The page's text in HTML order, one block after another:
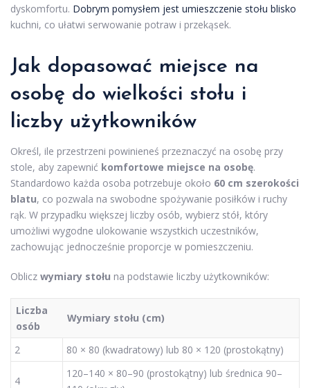
dyskomfortu. Dobrym pomysłem jest umieszczenie stołu blisko
kuchni, co ułatwi serwowanie potraw i przekąsek.
Jak dopasować miejsce na
osobę do wielkości stołu i
liczby użytkowników
Określ, ile przestrzeni powinieneś przeznaczyć na osobę przy
stole, aby zapewnić komfortowe miejsce na osobę.
Standardowo każda osoba potrzebuje około 60 cm szerokości
blatu, co pozwala na swobodne spożywanie posiłków i ruchy
rąk. W przypadku większej liczby osób, wybierz stół, który
umożliwi wygodne ulokowanie wszystkich uczestników,
zachowując jednocześnie proporcje w pomieszczeniu.
Oblicz wymiary stołu na podstawie liczby użytkowników:
Liczba
osób
Wymiary stołu (cm)
2 80 × 80 (kwadratowy) lub 80 × 120 (prostokątny)
4
120–140 × 80–90 (prostokątny) lub średnica 90–